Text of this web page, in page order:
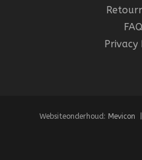
Privacy
Websiteonderhoud: Mevicon